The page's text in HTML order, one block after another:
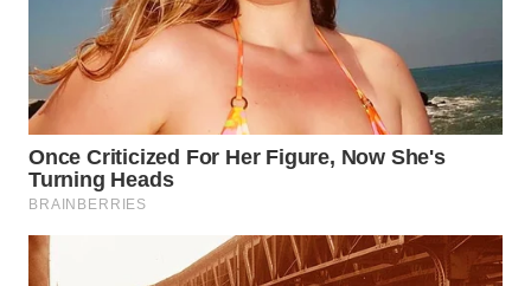
WN
SIMALUNGUN
LABUHANBATU
WN
TAPANULI